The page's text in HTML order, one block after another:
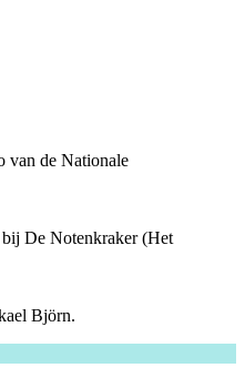
van de Nationale
De Notenkraker (Het
Björn.